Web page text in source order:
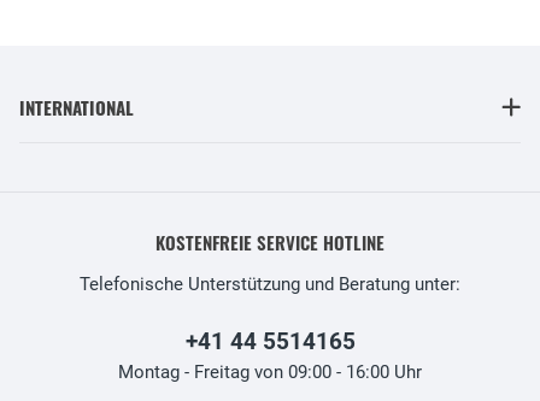
INTERNATIONAL
KOSTENFREIE SERVICE HOTLINE
Telefonische Unterstützung und Beratung unter:
+41 44 5514165
Montag - Freitag von 09:00 - 16:00 Uhr